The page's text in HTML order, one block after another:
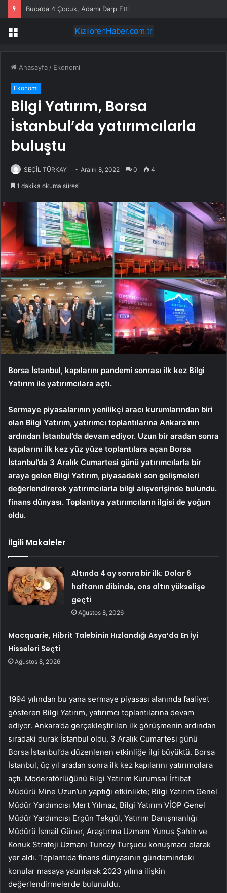
Buca’da 4 Çocuk, Adamı Darp Etti
Menü
Anasayfa / Ekonomi
Ekonomi
Bilgi Yatırım, Borsa
İstanbul’da yatırımcılarla
buluştu
SEÇİL TÜRKAY Aralık 8, 2022 0 4
1 dakika okuma süresi
Borsa İstanbul, kapılarını pandemi sonrası ilk kez Bilgi
Yatırım ile yatırımcılara açtı.
Sermaye piyasalarının yenilikçi aracı kurumlarından biri
olan Bilgi Yatırım, yatırımcı toplantılarına Ankara’nın
ardından İstanbul’da devam ediyor. Uzun bir aradan sonra
kapılarını ilk kez yüz yüze toplantılara açan Borsa
İstanbul’da 3 Aralık Cumartesi günü yatırımcılarla bir
araya gelen Bilgi Yatırım, piyasadaki son gelişmeleri
değerlendirerek yatırımcılarla bilgi alışverişinde bulundu.
finans dünyası. Toplantıya yatırımcıların ilgisi de yoğun
oldu.
İlgili Makaleler
Altında 4 ay sonra bir ilk: Dolar 6
haftanın dibinde, ons altın yükselişe
geçti
Ağustos 8, 2026
Macquarie, Hibrit Talebinin Hızlandığı Asya’da En İyi
Hisseleri Seçti
Ağustos 8, 2026
1994 yılından bu yana sermaye piyasası alanında faaliyet
gösteren Bilgi Yatırım, yatırımcı toplantılarına devam
ediyor. Ankara’da gerçekleştirilen ilk görüşmenin ardından
sıradaki durak İstanbul oldu. 3 Aralık Cumartesi günü
Borsa İstanbul’da düzenlenen etkinliğe ilgi büyüktü. Borsa
İstanbul, üç yıl aradan sonra ilk kez kapılarını yatırımcılara
açtı. Moderatörlüğünü Bilgi Yatırım Kurumsal İrtibat
Müdürü Mine Uzun’un yaptığı etkinlikte; Bilgi Yatırım Genel
Müdür Yardımcısı Mert Yılmaz, Bilgi Yatırım VİOP Genel
Müdür Yardımcısı Ergün Tekgül, Yatırım Danışmanlığı
Müdürü İsmail Güner, Araştırma Uzmanı Yunus Şahin ve
Konuk Strateji Uzmanı Tuncay Turşucu konuşmacı olarak
yer aldı. Toplantıda finans dünyasının gündemindeki
konular masaya yatırılarak 2023 yılına ilişkin
değerlendirmelerde bulunuldu.